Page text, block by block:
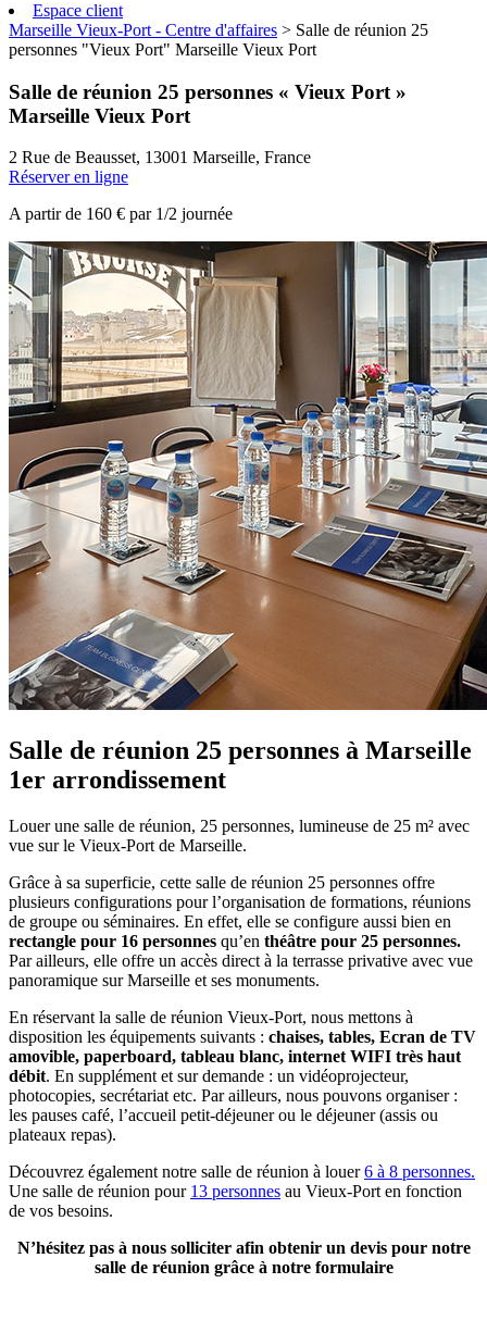
Espace client
Marseille Vieux-Port - Centre d'affaires > Salle de réunion 25
personnes "Vieux Port" Marseille Vieux Port
Salle de réunion 25 personnes « Vieux Port »
Marseille Vieux Port
2 Rue de Beausset, 13001 Marseille, France
Réserver en ligne
A partir de 160 € par 1/2 journée
Salle de réunion 25 personnes à Marseille
1er arrondissement
Louer une salle de réunion, 25 personnes, lumineuse de 25 m² avec
vue sur le Vieux-Port de Marseille.
Grâce à sa superficie, cette salle de réunion 25 personnes offre
plusieurs configurations pour l’organisation de formations, réunions
de groupe ou séminaires. En effet, elle se configure aussi bien en
rectangle pour 16 personnes qu’en théâtre pour 25 personnes.
Par ailleurs, elle offre un accès direct à la terrasse privative avec vue
panoramique sur Marseille et ses monuments.
En réservant la salle de réunion Vieux-Port, nous mettons à
disposition les équipements suivants : chaises, tables, Ecran de TV
amovible, paperboard, tableau blanc, internet WIFI très haut
débit. En supplément et sur demande : un vidéoprojecteur,
photocopies, secrétariat etc. Par ailleurs, nous pouvons organiser :
les pauses café, l’accueil petit-déjeuner ou le déjeuner (assis ou
plateaux repas).
Découvrez également notre salle de réunion à louer6 à 8 personnes.
Une salle de réunion pour 13 personnes au Vieux-Port en fonction
de vos besoins.
N’hésitez pas à nous solliciter afin obtenir un devis pour notre
salle de réunion grâce à notre formulaire